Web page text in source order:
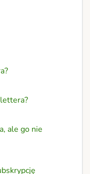
ale go nie